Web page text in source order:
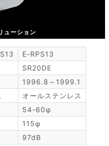
ューション
E-RPS13
SR20DE
1996.8～1999.1
オールステンレス
54-60φ
115φ
97dB